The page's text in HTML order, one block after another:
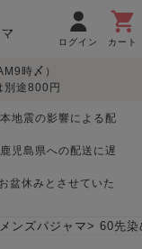
ログイン カート
胸が目立たない
ザインで
さがす
つくるパジャマとは
時〆）
別途800円
地震の影響による配
児島県への配送に遅
盆休みとさせていた
ンズパジャマ 60先